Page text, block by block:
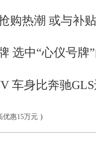
购热潮 或与补
选中“心仪号牌
车身比奔驰
优惠15万元 )